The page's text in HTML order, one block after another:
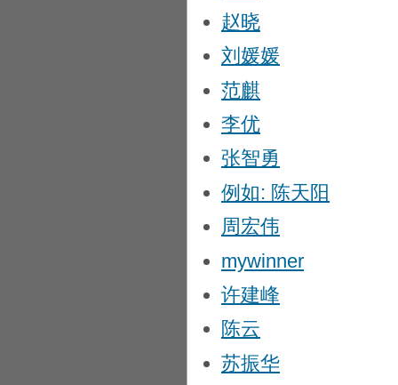
赵晓
刘媛媛
范麒
李优
张智勇
例如: 陈天阳
周宏伟
mywinner
许建峰
陈云
苏振华